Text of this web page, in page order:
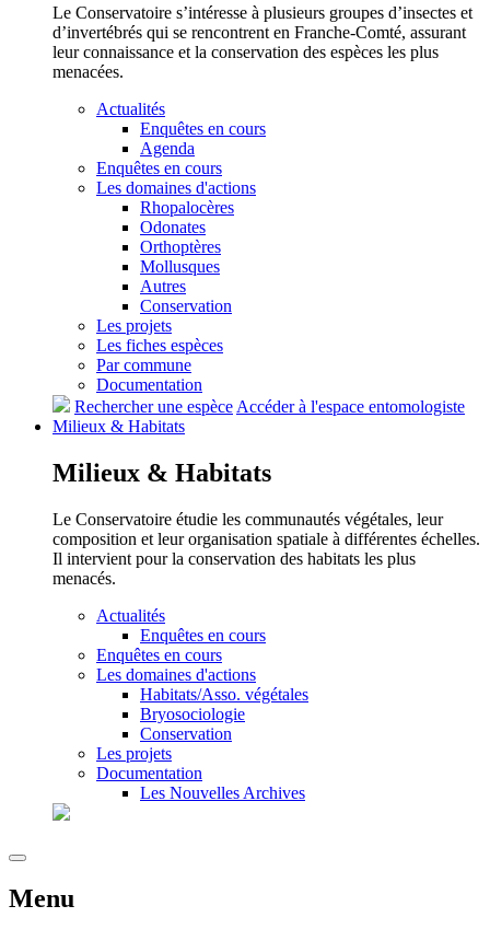
Le Conservatoire s’intéresse à plusieurs groupes d’insectes et
d’invertébrés qui se rencontrent en Franche-Comté, assurant
leur connaissance et la conservation des espèces les plus
menacées.
Actualités
Enquêtes en cours
Agenda
Enquêtes en cours
Les domaines d'actions
Rhopalocères
Odonates
Orthoptères
Mollusques
Autres
Conservation
Les projets
Les fiches espèces
Par commune
Documentation
Rechercher une espèce Accéder à l'espace entomologiste
Milieux & Habitats
Milieux & Habitats
Le Conservatoire étudie les communautés végétales, leur
composition et leur organisation spatiale à différentes échelles.
Il intervient pour la conservation des habitats les plus
menacés.
Actualités
Enquêtes en cours
Enquêtes en cours
Les domaines d'actions
Habitats/Asso. végétales
Bryosociologie
Conservation
Les projets
Documentation
Les Nouvelles Archives
Menu